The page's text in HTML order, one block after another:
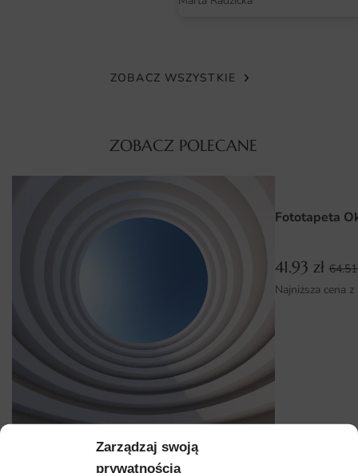
Zarządzaj swoją
prywatnością
idealnym rozwiązaniem do każdego wnętrza. Materiał jest
Wymiary na miarę i łatwy montaż
Fototapeta Niebieskie Palmy dostępna jest w różnych
specyfiki każdego pomieszczenia. Bez względu na to, czy
chcesz pokryć całą ścianę, czy jedynie jej fragment,
oferujemy elastyczne rozwiązania, które zaspokoją Twoje
potrzeby. Montaż fototapety jest prosty i nie wymaga
specjalistycznych narzędzi. Dzięki intuicyjnej instrukcji oraz
samoprzylepnym materiałom, każdy może samodzielnie
ozdobić swoje wnętrze, ciesząc się efektownym
wyglądem bez dużego wysiłku.
Dlaczego warto wybrać tę fototapetę
Wprowadza do wnętrza tropikalny klimat i świeżość.
Wysoka jakość druku zapewnia intensywność kolorów i
ZOBACZ WSZYSTKIE
ZOBACZ POLECANE
Fototapeta Tunel 3D — wzór 2
Fototapeta
41.93 zł
Najniższa cena